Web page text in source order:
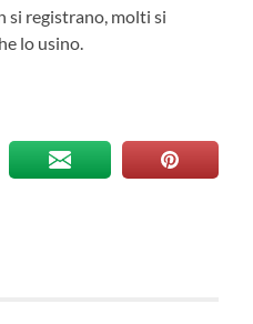
si registrano, molti si
lo usino.